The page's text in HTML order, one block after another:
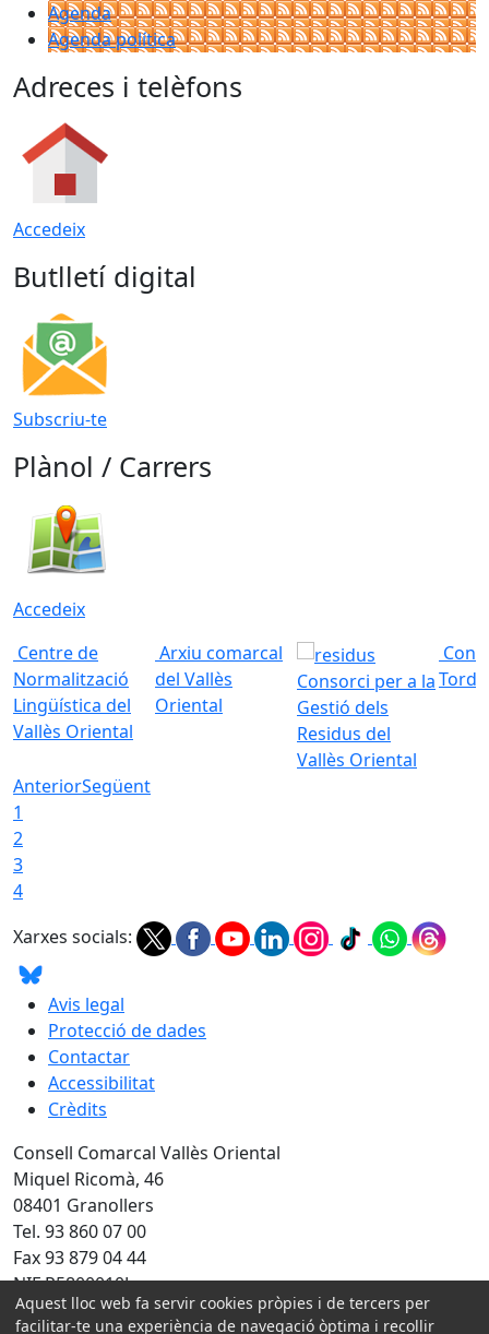
Agenda
Agenda política
Adreces i telèfons
Accedeix
Butlletí digital
Subscriu-te
Plànol / Carrers
Accedeix
Centre de
Normalització
Lingüística del
Vallès Oriental
Arxiu comarcal
del Vallès
Oriental
Consorci per a la
Gestió dels
Residus del
Vallès Oriental
AnteriorSegüent
1
2
3
4
Xarxes socials:
Avis legal
Protecció de dades
Contactar
Accessibilitat
Crèdits
Consell Comarcal Vallès Oriental
Miquel Ricomà, 46
08401 Granollers
Tel. 93 860 07 00
Fax 93 879 04 44
NIF P5800010J
Amb la col·laboració de:
Aquest lloc web fa servir cookies pròpies i de tercers per
facilitar-te una experiència de navegació òptima i recollir